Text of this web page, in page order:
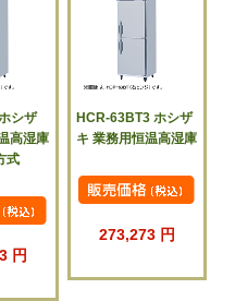
シザ
高湿庫
式
円
HCR-63BT3 ホシザ
キ 業務用恒温高湿庫
273,273 円